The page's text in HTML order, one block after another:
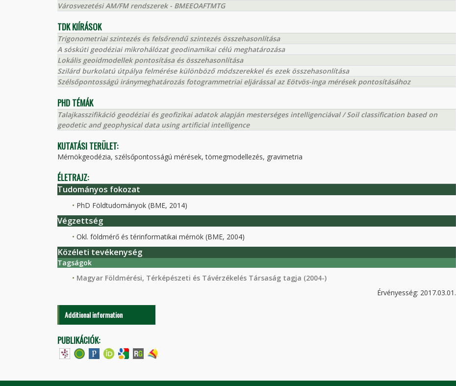
Városvezetési AM/FM rendszerek - BMEEOAFTMTG
TDK KIÍRÁSOK
Trigonometriai szintezés és felsőrendű szintezés összehasonlítása
A sóskúti geodéziai mikrohálózat geodinamikai célú meghatározása
Lokális geoidmodellek pontosítása és összehasonlítása
Szilárd burkolatú útpálya felmérése különböző módszerekkel és ezek összehasonlítása
Szélsőpontosságú iránymeghatározás fotogrammetriai eljárással az Eötvös-inga mérések pontosításához
PHD TÉMÁK
Talajkasszifikáció geodéziai és geofizikai adatok alapján mesterséges intelligenciával / Soil classification based on
geodetic and geophysical data using artificial intelligence
KUTATÁSI TERÜLET:
Mérnökgeodézia, szélsőpontosságú mérések, tömegmodellezés, gravimetria
ÉLETRAJZ:
Tudományos fokozat
PhD Földtudományok (BME, 2014)
Végzettség
Okl. földmérő és térinformatikai mérnök (BME, 2004)
Közéleti tevékenység
Tagságok
Magyar Földmérési, Térképészeti és Távérzékelés Társaság tagja (2004-)
Érvényesség: 2017.03.01.
Additional information
PUBLIKÁCIÓK: